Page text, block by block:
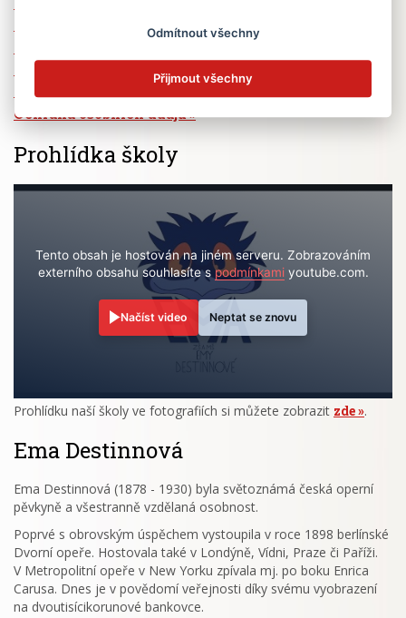
Volná pracovní místa
Zřizovatel školy (MČ Praha 6)
Ochrana osobních údajů
Prohlídka školy
Tento obsah je hostován na jiném serveru. Zobrazováním
externího obsahu souhlasíte spodmínkamiyoutube.com.
Načíst video Neptat se znovu
Prohlídku naší školy ve fotografiích si můžete zobrazit zde .
Ema Destinnová
Ema Destinnová (1878 - 1930) byla světoznámá česká operní
pěvkyně a všestranně vzdělaná osobnost.
Poprvé s obrovským úspěchem vystoupila v roce 1898 berlínské
Dvorní opeře. Hostovala také v Londýně, Vídni, Praze či Paříži.
V Metropolitní opeře v New Yorku zpívala mj. po boku Enrica
Carusa. Dnes je v povědomí veřejnosti díky svému vyobrazení
na dvoutisícikorunové bankovce.
Odmítnout všechny
Přijmout všechny